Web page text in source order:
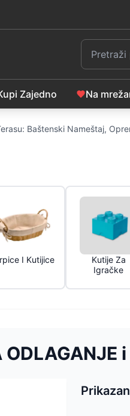
Zajedno Na
Baštenski Nameštaj,
I Kutijice
Kutije Za
Igračke
Sortiranje